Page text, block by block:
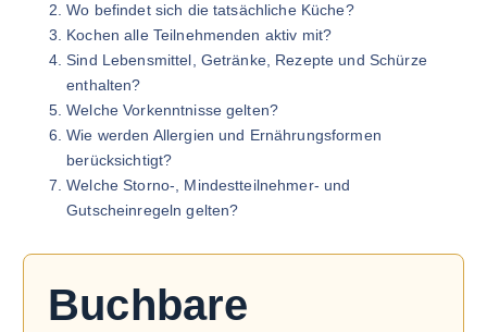
Wo befindet sich die tatsächliche Küche?
Kochen alle Teilnehmenden aktiv mit?
Sind Lebensmittel, Getränke, Rezepte und Schürze
enthalten?
Welche Vorkenntnisse gelten?
Wie werden Allergien und Ernährungsformen
berücksichtigt?
Welche Storno-, Mindestteilnehmer- und
Gutscheinregeln gelten?
Buchbare